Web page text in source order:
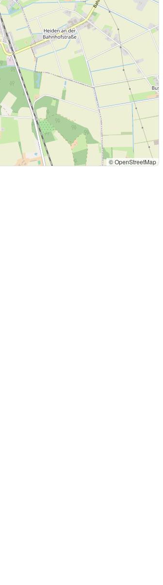
© OpenStreetMap